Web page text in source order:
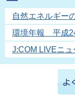
自然エネルギー
環境年報 平成
J:COM LIVEニュ